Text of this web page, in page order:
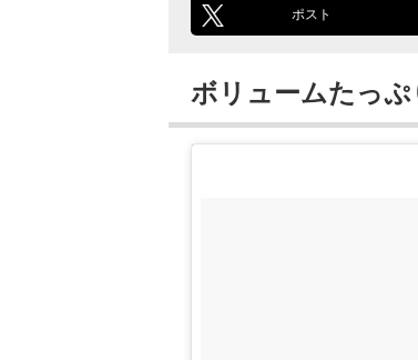
ポスト
ボリュームたっぷ